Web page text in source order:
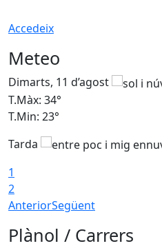
Accedeix
Meteo
Dimarts, 11 d’agost
T.Màx: 34°
T.Min: 23°
Tarda
1
2
AnteriorSegüent
Plànol / Carrers